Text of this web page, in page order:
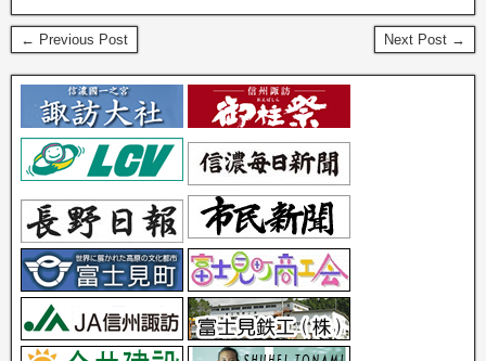
← Previous Post Next Post →